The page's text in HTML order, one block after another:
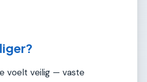
voelt veilig — vaste